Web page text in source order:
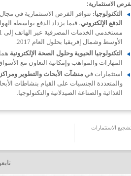
الاستثمارية:
التكنولوجيا: تتوافر الفرص الاستثمارية في مجال
الدفع الإلكتروني، فيما يزداد الدفع بواسطة
الأوسط وشمال إفريقيا بحلول العام 2017.
التكنولوجيا الحيوية وحلول الصحة الإلكترونية
المهارات والمواهب وإمكانية التعاون مع
استثمارات فيمنشآت الأبحاث والتطوير
والمتعددة الجنسيات على القيام بنشاطات
الغذائية والصناعة الصيدلانية والتكنولوجيا.
الاستثمارات